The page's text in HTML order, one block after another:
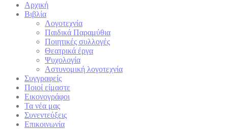
Αρχική
Βιβλία
Λογοτεχνία
Παιδικά Παραμύθια
Ποιητικές συλλογές
Θεατρικά έργα
Ψυχολογία
Αστυνομική λογοτεχνία
Συγγραφείς
Ποιοί είμαστε
Εικονογράφοι
Τα νέα μας
Συνεντεύξεις
Επικοινωνία